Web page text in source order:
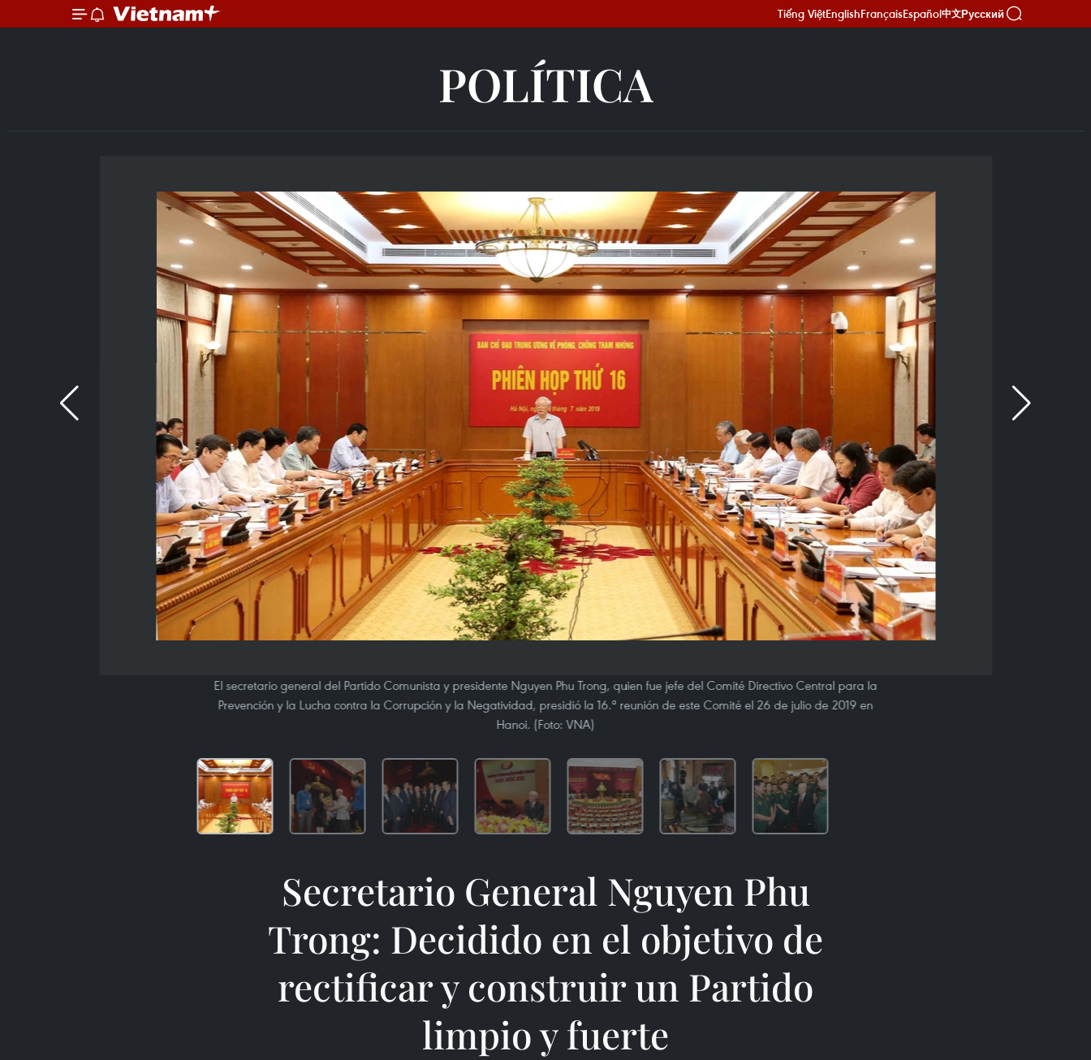
Tiếng ViệtEnglishFrançaisEspañol中文Русский
POLÍTICA
El secretario general del Partido Comunista y presidente Nguyen Phu Trong, quien fue jefe del Comité Directivo Central para la
Prevención y la Lucha contra la Corrupción y la Negatividad, presidió la 16.ª reunión de este Comité el 26 de julio de 2019 en
Hanoi. (Foto: VNA)
Secretario General Nguyen Phu
Trong: Decidido en el objetivo de
rectificar y construir un Partido
limpio y fuerte